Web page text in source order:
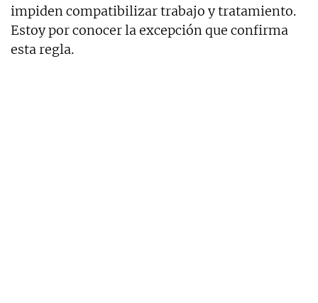
impiden compatibilizar trabajo y tratamiento.
Estoy por conocer la excepción que confirma
esta regla.